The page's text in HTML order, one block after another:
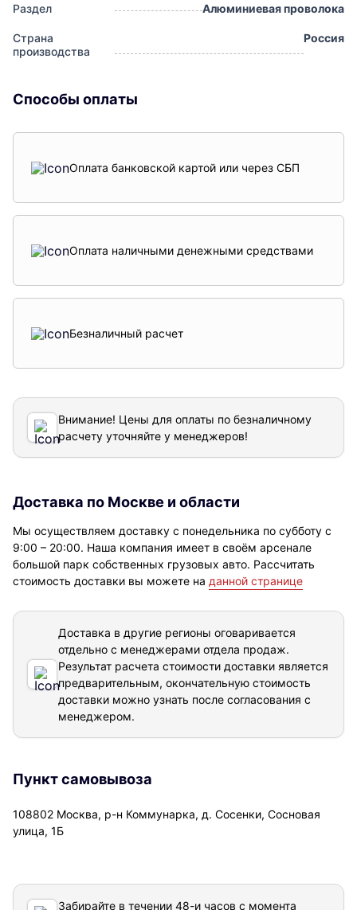
Раздел Алюминиевая проволока
Страна
производства
Россия
Способы оплаты
Оплата банковской картой или через СБП
Оплата наличными денежными средствами
Безналичный расчет
Внимание! Цены для оплаты по безналичному
расчету уточняйте у менеджеров!
Доставка по Москве и области
Мы осуществляем доставку с понедельника по субботу с
9:00 – 20:00. Наша компания имеет в своём арсенале
большой парк собственных грузовых авто. Рассчитать
стоимость доставки вы можете на данной странице
Доставка в другие регионы оговаривается
отдельно с менеджерами отдела продаж.
Результат расчета стоимости доставки является
предварительным, окончательную стоимость
доставки можно узнать после согласования с
менеджером.
Пункт самовывоза
108802 Москва, р-н Коммунарка, д. Сосенки, Сосновая
улица, 1Б
Забирайте в течении 48-и часов с момента